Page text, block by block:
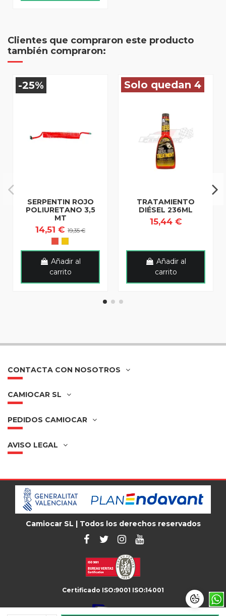
Clientes que compraron este producto
también compraron:
-25%
SERPENTIN ROJO
POLIURETANO 3,5
MT
14,51 € 19,35 €
Añadir al
carrito
Solo quedan 4
TRATAMIENTO
DIÉSEL 236ML
15,44 €
Añadir al
carrito
CONTACTA CON NOSOTROS
CAMIOCAR SL
PEDIDOS CAMIOCAR
AVISO LEGAL
Camiocar SL | Todos los derechos reservados
Certificado ISO:9001 ISO:14001